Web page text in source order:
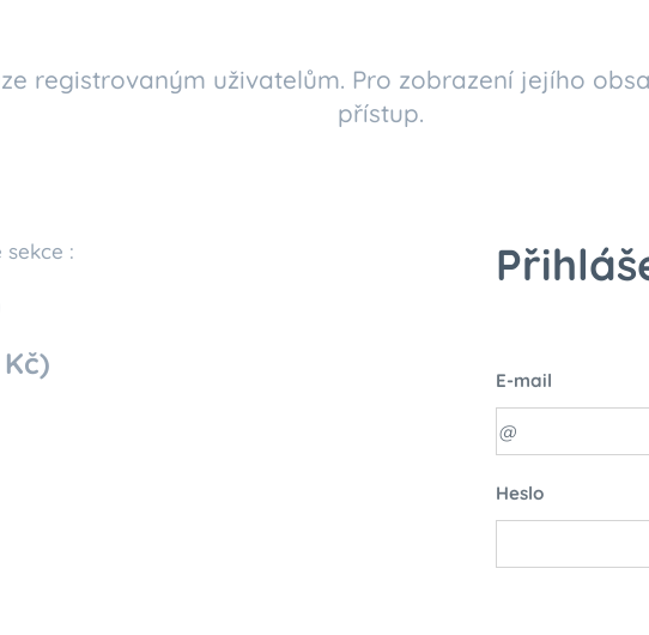
registrovaným uživatelům. Pro zobrazení jejího
přístup.
sekce :
E-mail
Heslo